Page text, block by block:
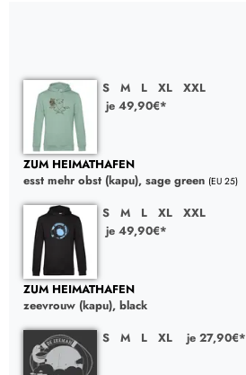
S M L XL
XXL
je 49,90€*
ZUM HEIMATHAFEN
esst mehr obst (kapu), sage green (EU 25)
S
M L XL
XXL
je 49,90€*
ZUM HEIMATHAFEN
zeevrouw (kapu), black
S
M L XL je 27,90€*